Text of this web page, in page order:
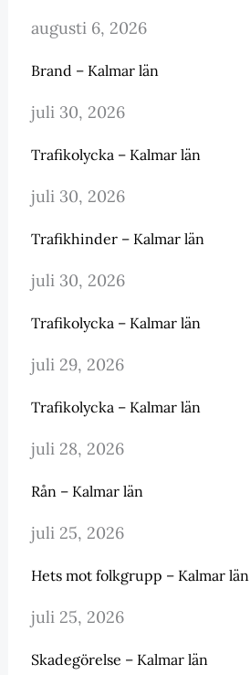
augusti 6, 2026
Brand – Kalmar län
juli 30, 2026
Trafikolycka – Kalmar län
juli 30, 2026
Trafikhinder – Kalmar län
juli 30, 2026
Trafikolycka – Kalmar län
juli 29, 2026
Trafikolycka – Kalmar län
juli 28, 2026
Rån – Kalmar län
juli 25, 2026
Hets mot folkgrupp – Kalmar län
juli 25, 2026
Skadegörelse – Kalmar län